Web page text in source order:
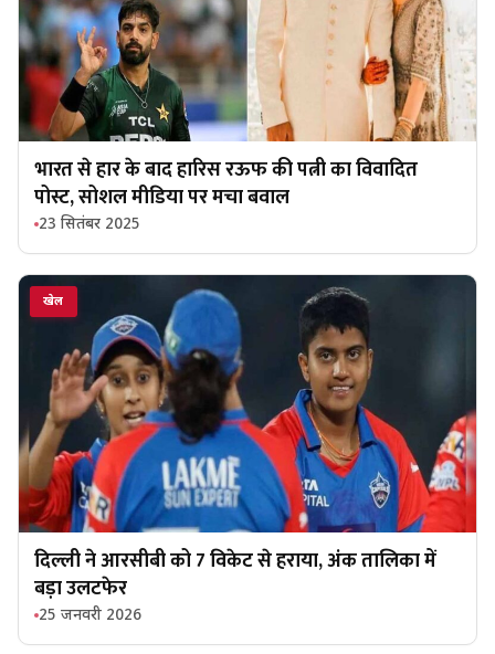
भारत से हार के बाद हारिस रऊफ की पत्नी का विवादित
पोस्ट, सोशल मीडिया पर मचा बवाल
23 सितंबर 2025
खेल
दिल्ली ने आरसीबी को 7 विकेट से हराया, अंक तालिका में
बड़ा उलटफेर
25 जनवरी 2026